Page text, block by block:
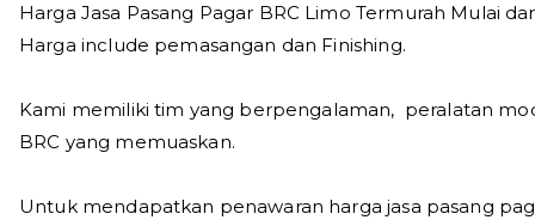
Harga Jasa Pasang Pagar BRC Limo Termurah Mulai
Harga include pemasangan dan Finishing.
Kami memiliki tim yang berpengalaman, peralatan
BRC yang memuaskan.
Untuk mendapatkan penawaran harga jasa pasang